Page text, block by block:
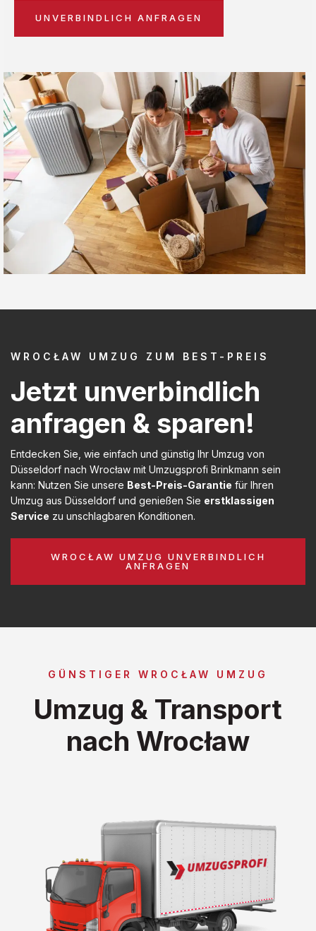
UNVERBINDLICH ANFRAGEN
WROCŁAW UMZUG ZUM BEST-PREIS
Jetzt unverbindlich
anfragen & sparen!
Entdecken Sie, wie einfach und günstig Ihr Umzug von
Düsseldorf nach Wrocław mit Umzugsprofi Brinkmann sein
kann: Nutzen Sie unsere Best-Preis-Garantie für Ihren
Umzug aus Düsseldorf und genießen Sie erstklassigen
Service zu unschlagbaren Konditionen.
WROCŁAW UMZUG UNVERBINDLICH
ANFRAGEN
GÜNSTIGER WROCŁAW UMZUG
Umzug & Transport
nach Wrocław